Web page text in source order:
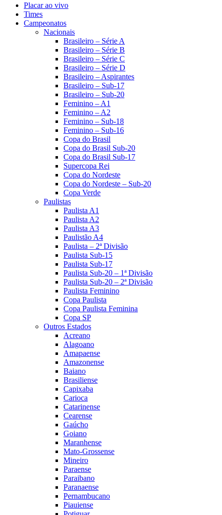
Placar ao vivo
Times
Campeonatos
Nacionais
Brasileiro – Série A
Brasileiro – Série B
Brasileiro – Série C
Brasileiro – Série D
Brasileiro – Aspirantes
Brasileiro – Sub-17
Brasileiro – Sub-20
Feminino – A1
Feminino – A2
Feminino – Sub-18
Feminino – Sub-16
Copa do Brasil
Copa do Brasil Sub-20
Copa do Brasil Sub-17
Supercopa Rei
Copa do Nordeste
Copa do Nordeste – Sub-20
Copa Verde
Paulistas
Paulista A1
Paulista A2
Paulista A3
Paulistão A4
Paulista – 2ª Divisão
Paulista Sub-15
Paulista Sub-17
Paulista Sub-20 – 1ª Divisão
Paulista Sub-20 – 2ª Divisão
Paulista Feminino
Copa Paulista
Copa Paulista Feminina
Copa SP
Outros Estados
Acreano
Alagoano
Amapaense
Amazonense
Baiano
Brasiliense
Capixaba
Carioca
Catarinense
Cearense
Gaúcho
Goiano
Maranhense
Mato-Grossense
Mineiro
Paraense
Paraibano
Paranaense
Pernambucano
Piauiense